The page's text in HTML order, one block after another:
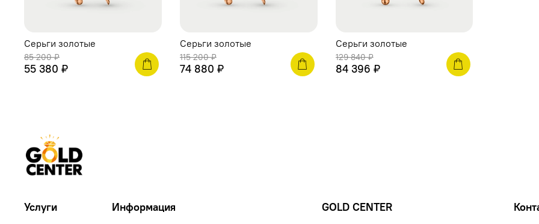
Серьги золотые
85 200 ₽
55 380 ₽
Серьги золотые
115 200 ₽
74 880 ₽
Серьги золотые
129 840 ₽
84 396 ₽
Услуги Информация GOLD CENTER